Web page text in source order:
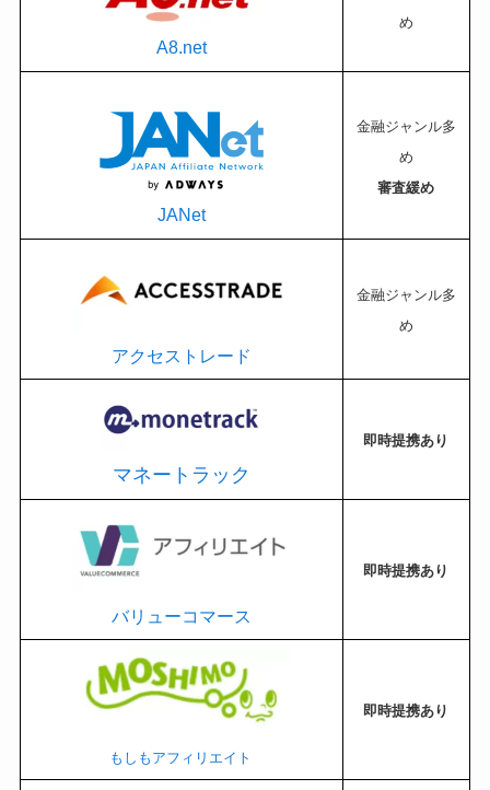
A8.net
め
JANet
金融ジャンル多
め
審査緩め
アクセストレード
金融ジャンル多
め
マネートラック
即時提携あり
バリューコマース
即時提携あり
もしもアフィリエイト
即時提携あり